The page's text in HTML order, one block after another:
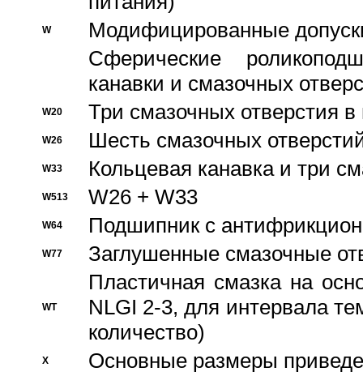
W
Модифицированные
Сферические
канавки и смазочных
W20 Три смазочных отверстия
W26 Шесть смазочных
W33 Кольцевая канавка и три
W513 W26 + W33
W64 Подшипник с
W77 Заглушенные смазочные
WT
Пластичная смазка на
NLGI 2-3, для интервала
количество)
X Основные размеры